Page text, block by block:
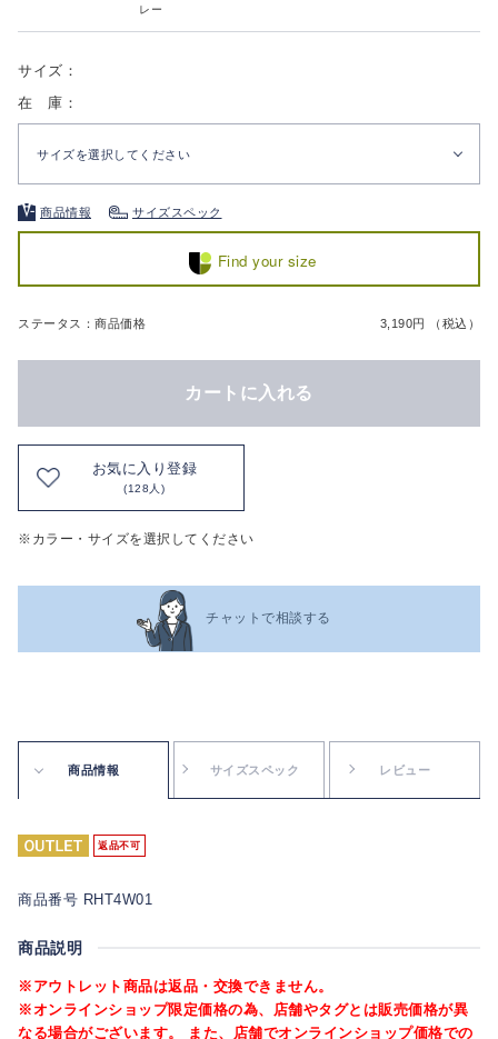
レー
サイズ：
在 庫：
サイズを選択してください
商品情報 サイズスペック
Find your size
ステータス：商品価格 3,190円 （税込）
カートに入れる
お気に入り登録
(128人)
※カラー・サイズを選択してください
チャットで相談する
商品情報 サイズスペック レビュー
返品不可
商品番号 RHT4W01
商品説明
※アウトレット商品は返品・交換できません。
※オンラインショップ限定価格の為、店舗やタグとは販売価格が異
なる場合がございます。 また、店舗でオンラインショップ価格での